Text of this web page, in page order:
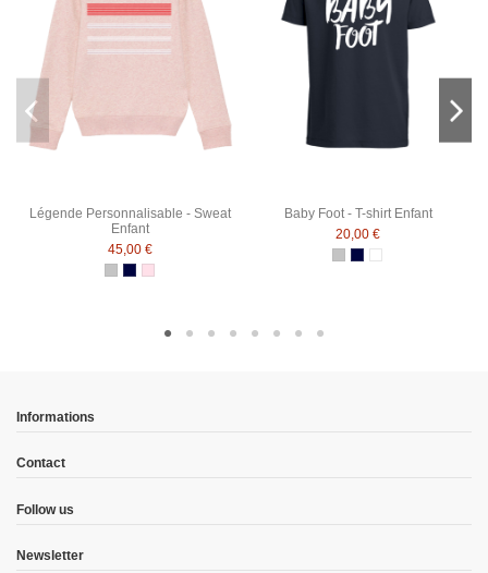
Légende Personnalisable - Sweat
Enfant
45,00 €
Gris Chiné
Bleu Marine
Rose Chiné
Baby Foot - T-shirt Enfant
20,00 €
Gris Chiné
Bleu Marine
Blanc
Informations
Contact
Follow us
Newsletter